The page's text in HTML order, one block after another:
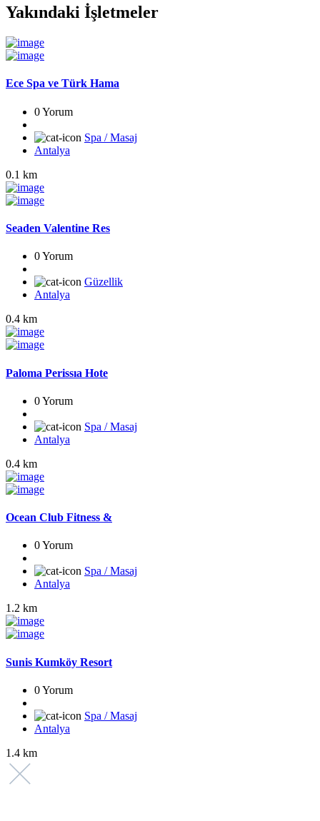
Yakındaki İşletmeler
Ece Spa ve Türk Hama
0 Yorum
Spa / Masaj
Antalya
0.1 km
Seaden Valentine Res
0 Yorum
Güzellik
Antalya
0.4 km
Paloma Perissıa Hote
0 Yorum
Spa / Masaj
Antalya
0.4 km
Ocean Club Fitness &
0 Yorum
Spa / Masaj
Antalya
1.2 km
Sunis Kumköy Resort
0 Yorum
Spa / Masaj
Antalya
1.4 km